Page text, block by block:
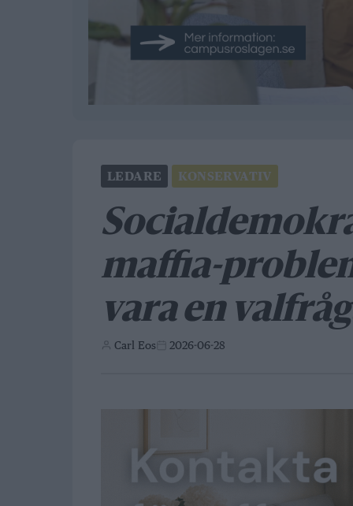
LEDARE KONSERVATIV
maffia-
vara en
Carl Eos 2026-06-28